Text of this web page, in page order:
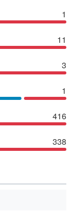
1
11
3
1
416
338